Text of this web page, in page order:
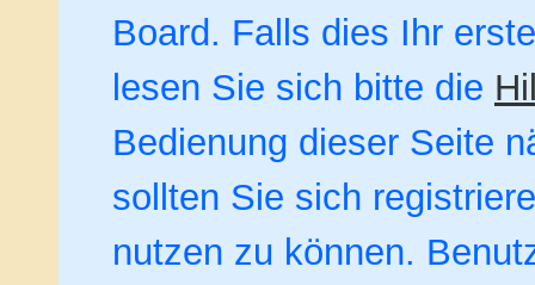
Board. Falls dies Ihr
lesen Sie sich bitte die
Bedienung dieser Seite
sollten Sie sich
nutzen zu können.